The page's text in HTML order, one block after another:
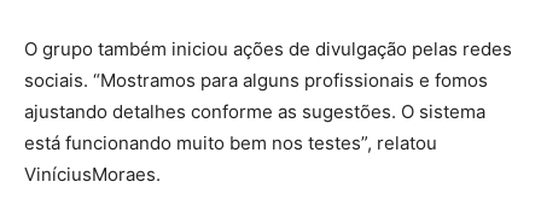
O grupo também iniciou ações de divulgação pelas redes
sociais. “Mostramos para alguns profissionais e fomos
ajustando detalhes conforme as sugestões. O sistema
está funcionando muito bem nos testes”, relatou
ViníciusMoraes.